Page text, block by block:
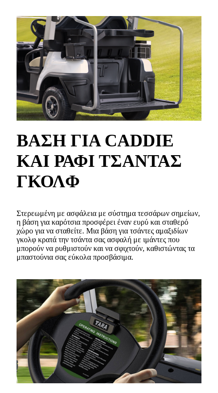
ΒΑΣΗ ΓΙΑ CADDIE
ΚΑΙ ΡΑΦΙ ΤΣΑΝΤΑΣ
ΓΚΟΛΦ
Στερεωμένη με ασφάλεια με σύστημα τεσσάρων σημείων,
η βάση για καρότσια προσφέρει έναν ευρύ και σταθερό
χώρο για να σταθείτε. Μια βάση για τσάντες αμαξιδίων
γκολφ κρατά την τσάντα σας ασφαλή με ιμάντες που
μπορούν να ρυθμιστούν και να σφιχτούν, καθιστώντας τα
μπαστούνια σας εύκολα προσβάσιμα.